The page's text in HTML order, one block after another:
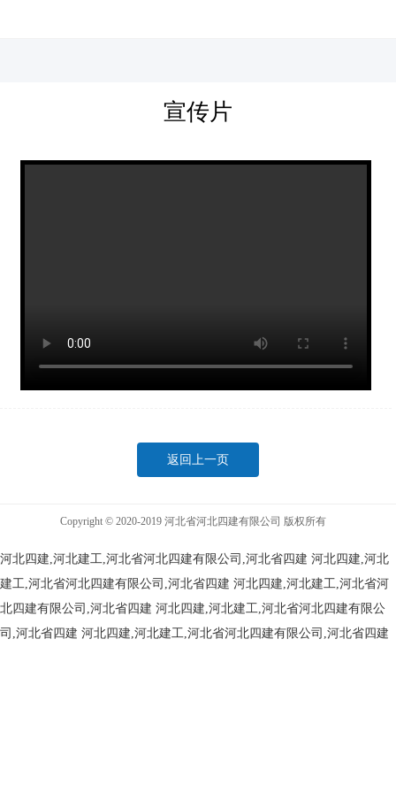
宣传片
返回上一页
Copyright © 2020-2019 河北省河北四建有限公司 版权所有
河北四建,河北建工,河北省河北四建有限公司,河北省四建 河北四建,河北
建工,河北省河北四建有限公司,河北省四建 河北四建,河北建工,河北省河
北四建有限公司,河北省四建 河北四建,河北建工,河北省河北四建有限公
司,河北省四建 河北四建,河北建工,河北省河北四建有限公司,河北省四建